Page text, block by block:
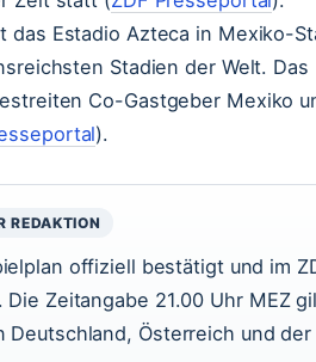
das Estadio Azteca in Mexiko-
Stadien der Welt. Das
Co-Gastgeber Mexiko
).
REDAKTION
offiziell bestätigt und im
Zeitangabe 21.00 Uhr MEZ
Deutschland, Österreich und der